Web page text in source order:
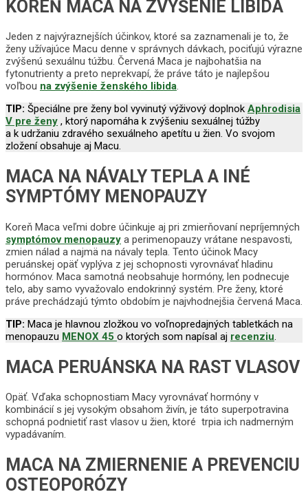
KOREŇ MACA NA ZVÝŠENIE LIBIDA
Jeden z najvýraznejších účinkov, ktoré sa zaznamenali je to, že
ženy užívajúce Macu denne v správnych dávkach, pociťujú výrazne
zvýšenú sexuálnu túžbu. Červená Maca je najbohatšia na
fytonutrienty a preto neprekvapí, že práve táto je najlepšou
voľbou na zvýšenie ženského libida.
TIP: Špeciálne pre ženy bol vyvinutý výživový doplnok Aphrodisia
V pre ženy , ktorý napomáha k zvýšeniu sexuálnej túžby
a k udržaniu zdravého sexuálneho apetítu u žien. Vo svojom
zložení obsahuje aj Macu.
MACA NA NÁVALY TEPLA A INÉ
SYMPTÓMY MENOPAUZY
Koreň Maca veľmi dobre účinkuje aj pri zmierňovaní nepríjemných
symptómov menopauzy a perimenopauzy vrátane nespavosti,
zmien nálad a najmä na návaly tepla. Tento účinok Macy
peruánskej opäť vyplýva z jej schopnosti vyrovnávať hladinu
hormónov. Maca samotná neobsahuje hormóny, len podnecuje
telo, aby samo vyvažovalo endokrinný systém. Pre ženy, ktoré
práve prechádzajú týmto obdobím je najvhodnejšia červená Maca.
TIP: Maca je hlavnou zložkou vo voľnopredajných tabletkách na
menopauzu MENOX 45 o ktorých som napísal aj recenziu.
MACA PERUÁNSKA NA RAST VLASOV
Opäť. Vďaka schopnostiam Macy vyrovnávať hormóny v
kombinácií s jej vysokým obsahom živín, je táto superpotravina
schopná podnietiť rast vlasov u žien, ktoré trpia ich nadmerným
vypadávaním.
MACA NA ZMIERNENIE A PREVENCIU
OSTEOPORÓZY